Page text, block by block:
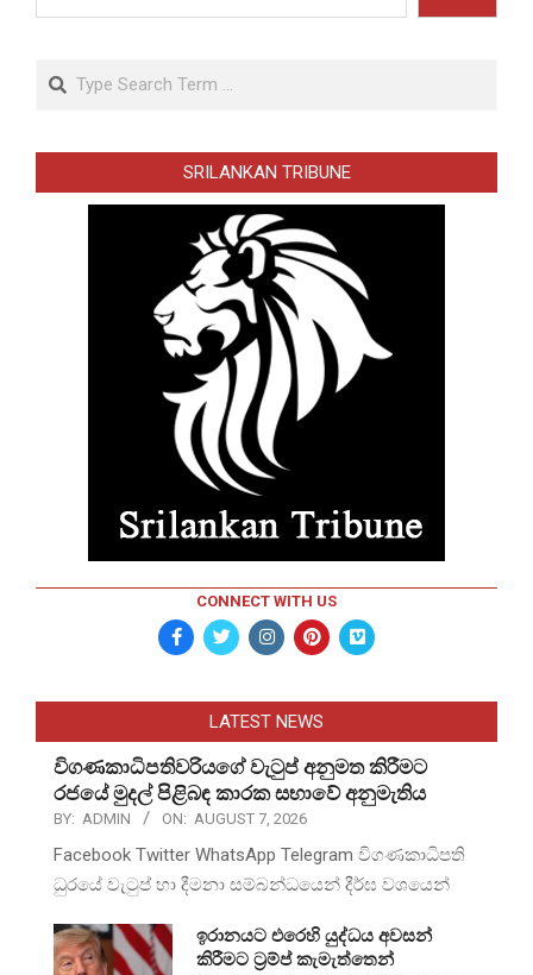
Search
SRILANKAN TRIBUNE
CONNECT WITH US
LATEST NEWS
විගණකාධිපතිවරියගේ වැටුප් අනුමත කිරීමට
රජයේ මුදල් පිළිබඳ කාරක සභාවේ අනුමැතිය
BY: ADMIN ON: AUGUST 7, 2026
Facebook Twitter WhatsApp Telegram විගණකාධිපති
ධුරයේ වැටුප් හා දීමනා සම්බන්ධයෙන් දීර්ඝ වශයෙන්
ඉරානයට එරෙහි යුද්ධය අවසන්
කිරීමට ට්‍රම්ප් කැමැත්තෙන්